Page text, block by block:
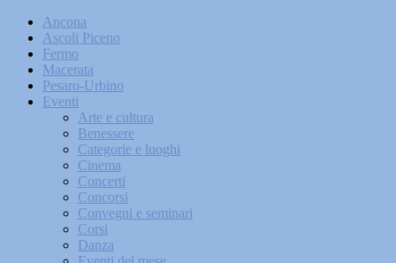
Ancona
Ascoli Piceno
Fermo
Macerata
Pesaro-Urbino
Eventi
Arte e cultura
Benessere
Categorie e luoghi
Cinema
Concerti
Concorsi
Convegni e seminari
Corsi
Danza